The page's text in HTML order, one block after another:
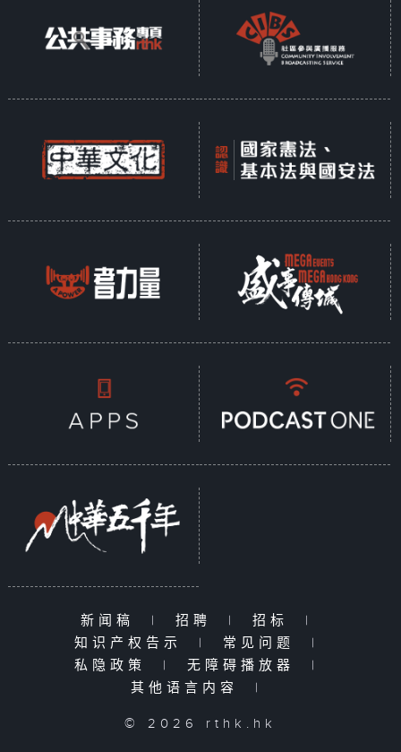
新闻稿 | 招聘 | 招标
|
知识产权告示
| 常见问题
|
私隐政策
| 无障碍播放器
|
其他语言内容
|
© 2026 rthk.hk